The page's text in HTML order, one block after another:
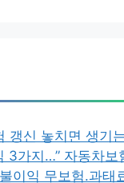
갱신 놓치면 생기
3가지…” 자동차보
이익 무보험.과태